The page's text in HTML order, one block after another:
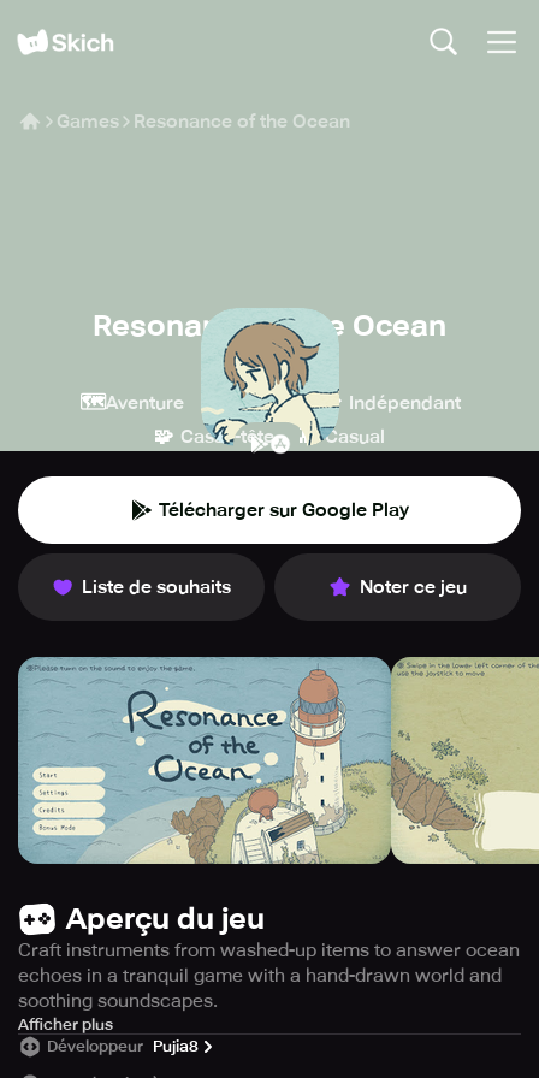
Games Resonance of the Ocean
Resonance of the Ocean
Pujia8
🗺️Aventure 🕹️ Arcade 💎 Indépendant
🧩 Casse-tête 👾 Casual
Télécharger sur Google Play
Liste de souhaits Noter ce jeu
Aperçu du jeu
Craft instruments from washed-up items to answer ocean
echoes in a tranquil game with a hand-drawn world and
soothing soundscapes.
Immerse yourself in an unfamiliar terrain, where the
ocean meets the desolated island. The aim of the game is
Afficher plus
Développeur Pujia8